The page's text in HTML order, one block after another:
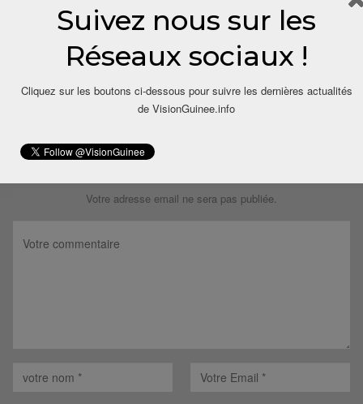
LAISSER UN COMMENTAIRE
Votre adresse email ne sera pas publiée.
Suivez nous sur les
Réseaux sociaux !
Cliquez sur les boutons ci-dessous pour suivre les dernières actualités
de VisionGuinee.info